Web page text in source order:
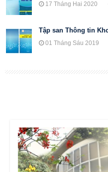
17 Tháng Hai 2020
Tập san Thông tin
01 Tháng Sáu 2019